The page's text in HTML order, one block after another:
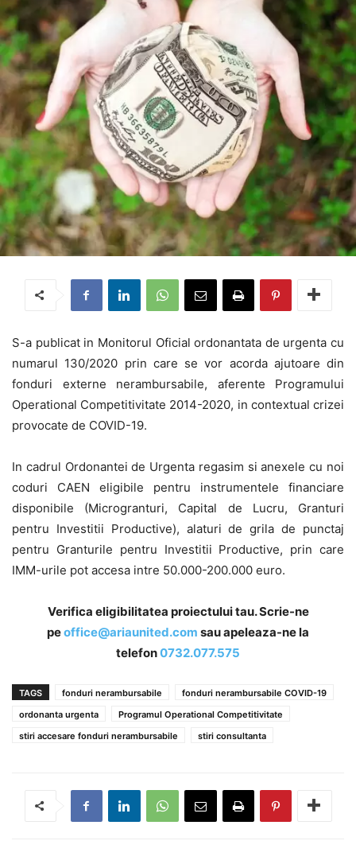
S-a publicat in Monitorul Oficial ordonantata de urgenta cu
numarul 130/2020 prin care se vor acorda ajutoare din
fonduri externe nerambursabile, aferente Programului
Operational Competitivitate 2014-2020, in contextual crizei
provocate de COVID-19.
In cadrul Ordonantei de Urgenta regasim si anexele cu noi
coduri CAEN eligibile pentru instrumentele financiare
disponibile (Microgranturi, Capital de Lucru, Granturi
pentru Investitii Productive), alaturi de grila de punctaj
pentru Granturile pentru Investitii Productive, prin care
IMM-urile pot accesa intre 50.000-200.000 euro.
Verifica eligibilitatea proiectului tau. Scrie-ne
peoffice@ariaunited.com sau apeleaza-ne la
telefon0732.077.575
TAGS fonduri nerambursabile
fonduri nerambursabile COVID-19
ordonanta urgenta
Programul Operational Competitivitate
stiri accesare fonduri nerambursabile
stiri consultanta